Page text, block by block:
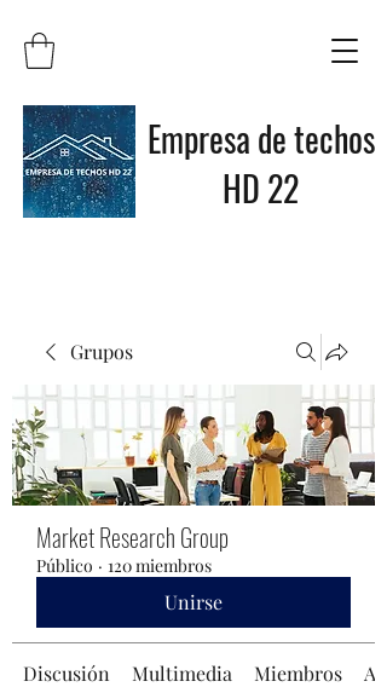
Empresa de techos
HD 22
Grupos
Market Research Group
Público · 120 miembros
Unirse
Discusión Multimedia Miembros